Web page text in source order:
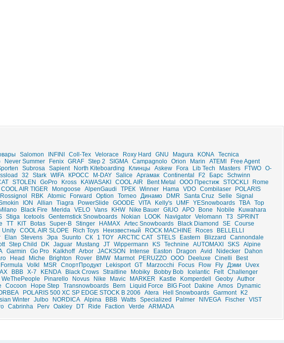
Salomon INFINI Coll-Tex Velorace Roxy Hard GNU Magura KONA Tecnica
Never Summer Fenix GRAF Step 2 SIGMA Campagnolo Orion Marin ATEMI
Free Agent
Subrosa Sapient North Kiteboarding Клинцы Askew Fora Lib Tech Masters FTWO O-
32 Stark WIFA КРОСС M-DAY Salice Аргамак Continental F2 Барс Schwinn
STOLEN GoPro Kross KAWASAKI COOL AIR Bent Metal ООО Престиж STOCKLI
Rome
COOL AIR TIGER Mongoose AlpenGaudi ТРЕК Winner Hama VDO Combilaser
POLARIS
Rossignol RBK Atomic Forward Option Torneo Динамо DMR Santa Cruz Selle
Signal
ION Allian Tiagra PowerSlide GOODE VITA Kelly's UMF YESnowboards TBA Top
Milano Black Fire Merida VELO Vans KHW Nike Bauer GIUO APO Bone Nobile
Kuwahara
Stiga Icetools Gentemstick Snowboards Nokian LOOK Navigator Velomann T3
SPRINT
ТТ KIT Botas Super-B Stinger HAMAX Artec Snowboards Black Diamond SE Course
Unity COOL AIR SLOPE Rich Toys Неизвестный ROCK MACHINE Roces
BELLELLI
Elan Stevens Эра Suunto СК 1 TOY ARCTIC CAT STELS Eastern Blizzard
Cannondale
Step Child DK Jaguar Mustang JT Wippermann KS Technine AUTOMAXI SKS Alpine
Garmin Go Pro Kalkhoff Arbor JACKSON Intense Easton Dragon Avid Nidecker
Dahon
Head Miche Brighton Rover BMW Marmot PERUZZO ООО Deeluxe Cinelli
Best
Formula Volkl MSR СпортПродукт Lekisport GT Marzocchi Focus Flow Fly Дэми
Uvex
ВВВ X-7 KENDA Black Crows Straitline Mobiky Bobby Bob Icelantic Felt Challenger
WeThePeople Pinarello Novus Nike Mavic MARKER Kastle Komperdell Geoby Author
Cocoon Hope Step Transnowboards Bern Liquid Force BIG Foot Dakine Amos
Dynamic
POLARIS 500 XC SP EDGE STOCK B 2006 Atera Hell Snowboards Garmont
K2
Winter Julbo NORDICA Alpina BBB Watts Specialized Palmer NIVEGA Fischer VIST
Cabrinha Perv Oakley DT Ride Faction Verde ARMADA